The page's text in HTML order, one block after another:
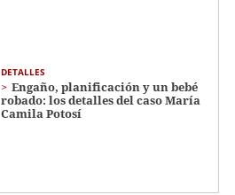
DETALLES
Engaño, planificación y un bebé
robado: los detalles del caso María
Camila Potosí